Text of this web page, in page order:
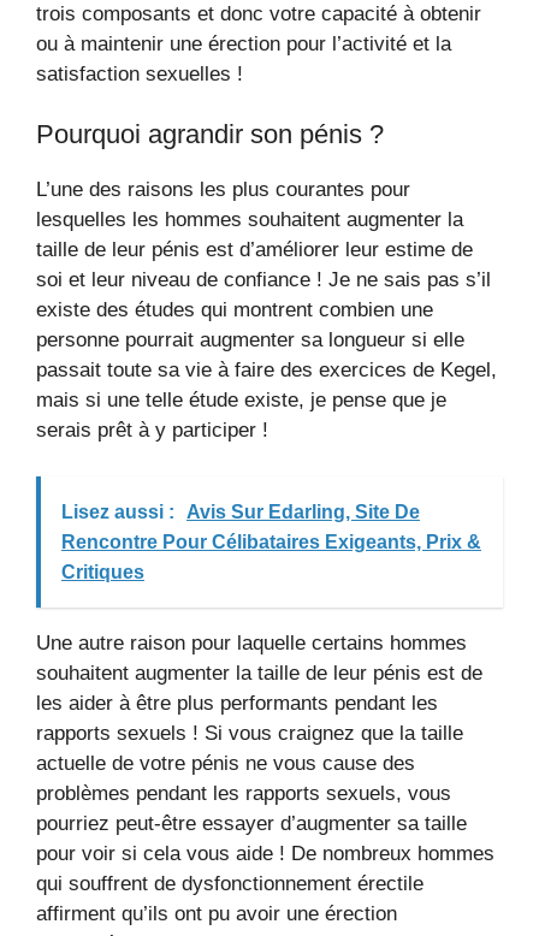
trois composants et donc votre capacité à obtenir
ou à maintenir une érection pour l’activité et la
satisfaction sexuelles !
Pourquoi agrandir son pénis ?
L’une des raisons les plus courantes pour
lesquelles les hommes souhaitent augmenter la
taille de leur pénis est d’améliorer leur estime de
soi et leur niveau de confiance ! Je ne sais pas s’il
existe des études qui montrent combien une
personne pourrait augmenter sa longueur si elle
passait toute sa vie à faire des exercices de Kegel,
mais si une telle étude existe, je pense que je
serais prêt à y participer !
Lisez aussi :
Avis Sur Edarling, Site De
Rencontre Pour Célibataires Exigeants, Prix &
Critiques
Une autre raison pour laquelle certains hommes
souhaitent augmenter la taille de leur pénis est de
les aider à être plus performants pendant les
rapports sexuels ! Si vous craignez que la taille
actuelle de votre pénis ne vous cause des
problèmes pendant les rapports sexuels, vous
pourriez peut-être essayer d’augmenter sa taille
pour voir si cela vous aide ! De nombreux hommes
qui souffrent de dysfonctionnement érectile
affirment qu’ils ont pu avoir une érection